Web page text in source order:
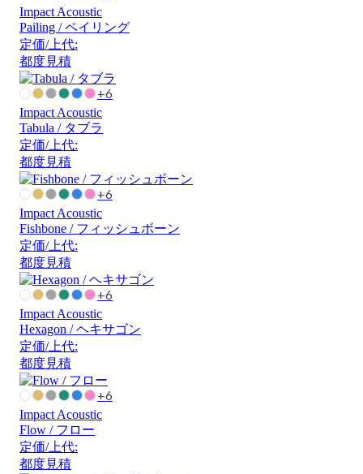
Impact Acoustic
Pailing / ペイリング
定価/上代:
都度見積
+6
Impact Acoustic
Tabula / タブラ
定価/上代:
都度見積
+6
Impact Acoustic
Fishbone / フィッシュボーン
定価/上代:
都度見積
+6
Impact Acoustic
Hexagon / ヘキサゴン
定価/上代:
都度見積
+6
Impact Acoustic
Flow / フロー
定価/上代:
都度見積